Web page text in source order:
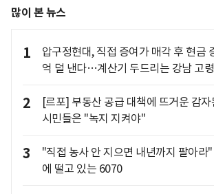
많이 본 뉴스
1
압구정현대, 직접 증여가 매각 후 현금
억 덜 낸다…계산기 두드리는 강남 고
2
[르포] 부동산 공급 대책에 뜨거운 감
시민들은 "녹지 지켜야"
3
"직접 농사 안 지으면 내년까지 팔아
에 떨고 있는 6070